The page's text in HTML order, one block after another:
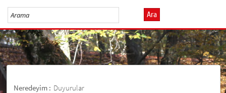
Ara
Neredeyim : Duyurular